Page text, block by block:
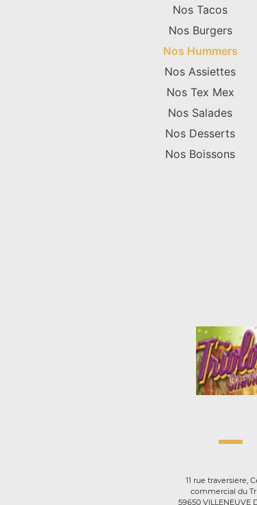
Nos Tacos
Nos Burgers
Nos Hummers
Nos Assiettes
Nos Tex Mex
Nos Salades
Nos Desserts
Nos Boissons
11 rue traversiere,
commercial du
59650 VILLENEUVE